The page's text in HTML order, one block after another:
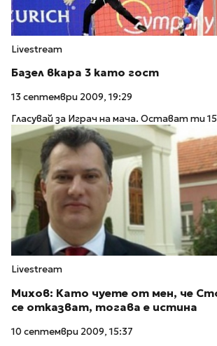
Livestream
Базел вкара 3 като гост
13 септември 2009, 19:29
Гласувай за Играч на мача. Остават ти
Livestream
Михов: Като чуете от мен, че
се отказват, тогава е истина
10 септември 2009, 15:37